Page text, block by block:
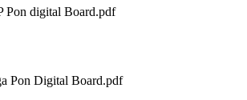
Pon digital Board.pdf
Pon Digital Board.pdf